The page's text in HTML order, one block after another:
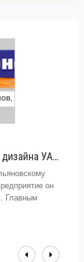
Интервью: Альберт Рахманов, автор дизайна УАЗ-469 - «Автоновости»
он
Главным
в этой